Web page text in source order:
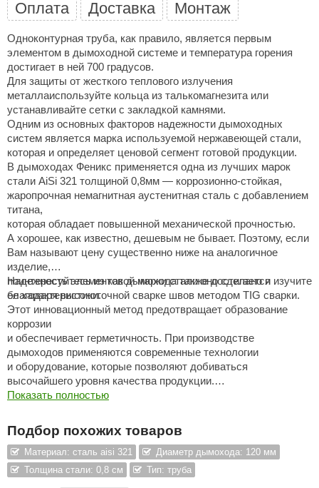
ELEMENTS
Оплата Доставка Монтаж
Одноконтурная труба, как правило, является первым
элементом в дымоходной системе и температура горения
достигает в ней 700 градусов.
Для защиты от жесткого теплового излучения
металлаиспользуйте кольца из талькомагнезита или
устанавливайте сетки с закладкой камнями.
Одним из основных факторов надежности дымоходных
систем является марка используемой нержавеющей стали,
которая и определяет ценовой сегмент готовой продукции.
В дымоходах Феникс применяется одна из лучших марок
стали AiSi 321 толщиной 0,8мм — коррозионно-стойкая,
жаропрочная немагнитная аустенитная сталь с добавлением
титана,
которая обладает повышенной механической прочностью.
А хорошее, как известно, дешевым не бывает. Поэтому, если
Вам называют цену существенно ниже на аналогичное
изделие,
поинтересуйтесь из какой марки стали оно сделано и изучите
ее характеристики.
Надежность элементов дымохода также достигается
благодаря высокоточной сварке швов методом TIG сварки.
Этот инновационный метод предотвращает образование
коррозии
и обеспечивает герметичность. При производстве
дымоходов применяются современные технологии
и оборудование, которые позволяют добиваться
высочайшего уровня качества продукции.
В двухконтурных дымоходах в качестве термоизоляции
с температурой спекания волокон 1000 °C.
Все эти факторы позволяют предоставлять гарантию
на дымоходы Феникс 15 лет.
Внимание: Экономия на дымоходных системах
Показать полностью
Подбор похожих товаров
Материал: сталь aisi 321
Диаметр дымохода: 120 мм
Толщина стали: 0,8 см
Тип: труба